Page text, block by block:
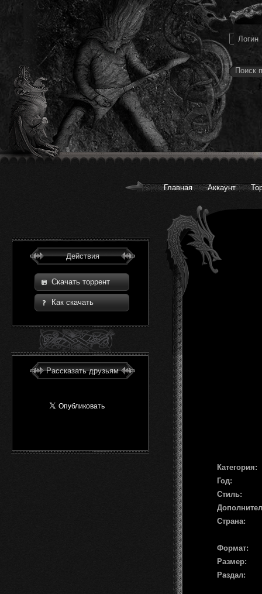
Главная Аккаунт
Действия
Скачать торрент
Как скачать
Рассказать друзьям
Категория:
Год:
Стиль:
Страна:
Формат:
Размер:
Раздал: